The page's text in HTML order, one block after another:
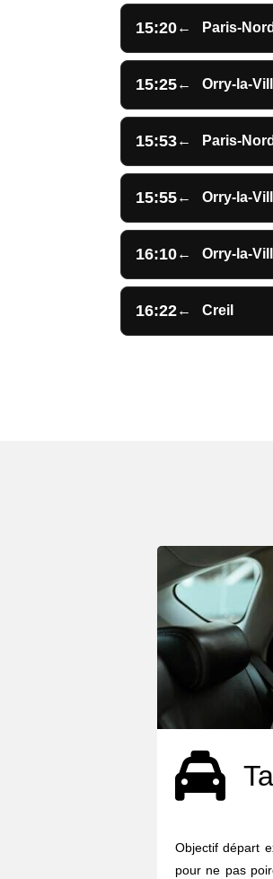
15:20← Paris-Nord
15:25← Orry-la-
15:53← Paris-Nord
15:55← Orry-la-
16:10← Orry-la-
16:22← Creil
Objectif départ
pour ne pas